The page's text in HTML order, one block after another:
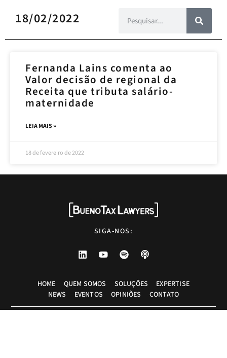
18/02/2022
Fernanda Lains comenta ao
Valor decisão de regional da
Receita que tributa salário-
maternidade
LEIA MAIS »
18 de fevereiro de 2022
SIGA-NOS:
HOME QUEM SOMOS SOLUÇÕES
EXPERTISE
NEWS
EVENTOS OPINIÕES CONTATO